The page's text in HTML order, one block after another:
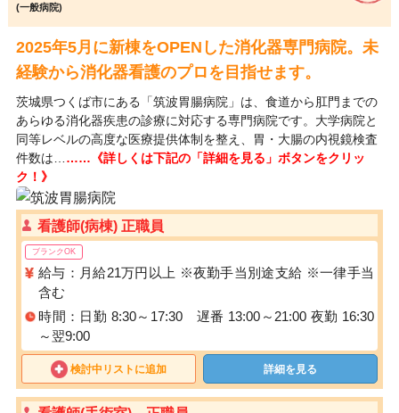
(一般病院)
2025年5月に新棟をOPENした消化器専門病院。未
経験から消化器看護のプロを目指せます。
茨城県つくば市にある「筑波胃腸病院」は、食道から肛門までの
あらゆる消化器疾患の診療に対応する専門病院です。大学病院と
同等レベルの高度な医療提供体制を整え、胃・大腸の内視鏡検査
件数は… ……《詳しくは下記の「詳細を見る」ボタンをクリッ
ク！》
看護師(病棟) 正職員
ブランクOK
給与：月給21万円以上 ※夜勤手当別途支給 ※一律手当
含む
時間：日勤 8:30～17:30 遅番 13:00～21:00 夜勤 16:30
～翌9:00
検討中リストに追加 詳細を見る